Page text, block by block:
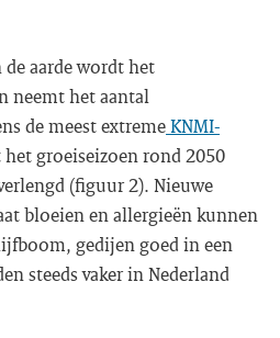
aarde wordt het
neemt het aantal
de meest extremeKNMI-
groeiseizoen rond 2050
(figuur 2). Nieuwe
bloeien en allergieën kunnen
gedijen goed in een
steeds vaker in Nederland